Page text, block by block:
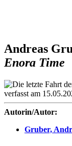
Andreas
Enora Time
verfasst am
Autorin/Autor:
Gruber,